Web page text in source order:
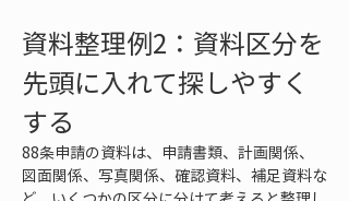
資料整理例2：資料区分を
先頭に入れて探しやすく
する
88条申請の資料は、申請書類、計画関係、
図面関係、写真関係、確認資料、補足資料な